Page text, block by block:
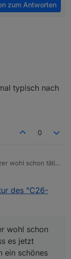
zum Antworten
mit Strom
blinkt die LED
typisch nach
0
wohl schon tätig
Osterfest.
zukommen
des "C26-
wohl schon
es jetzt
ein schönes